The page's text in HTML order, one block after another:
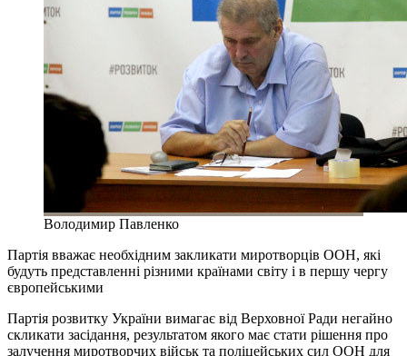
Володимир Павленко
Партія вважає необхідним закликати миротворців ООН, які
будуть представленні різними країнами світу і в першу чергу
європейськими
Партія розвитку України вимагає від Верховної Ради негайно
скликати засідання, результатом якого має стати рішення про
залучення миротворчих військ та поліцейських сил ООН для